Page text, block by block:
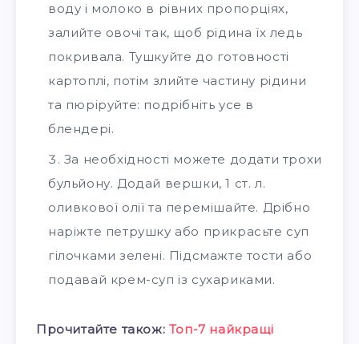
воду і молоко в рівних пропорціях,
залийте овочі так, щоб рідина їх ледь
покривала. Тушкуйте до готовності
картоплі, потім злийте частину рідини
та пюріруйте: подрібніть усе в
блендері.
За необхідності можете додати трохи
бульйону. Додай вершки, 1 ст. л.
оливкової олії та перемішайте. Дрібно
наріжте петрушку або прикрасьте суп
гілочками зелені. Підсмажте тости або
подавай крем-суп із сухариками.
Прочитайте також: Топ-7 найкращі